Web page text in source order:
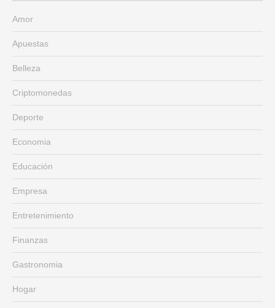
Amor
Apuestas
Belleza
Criptomonedas
Deporte
Economia
Educación
Empresa
Entretenimiento
Finanzas
Gastronomia
Hogar